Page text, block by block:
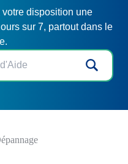
votre disposition une
sur 7, partout dans le